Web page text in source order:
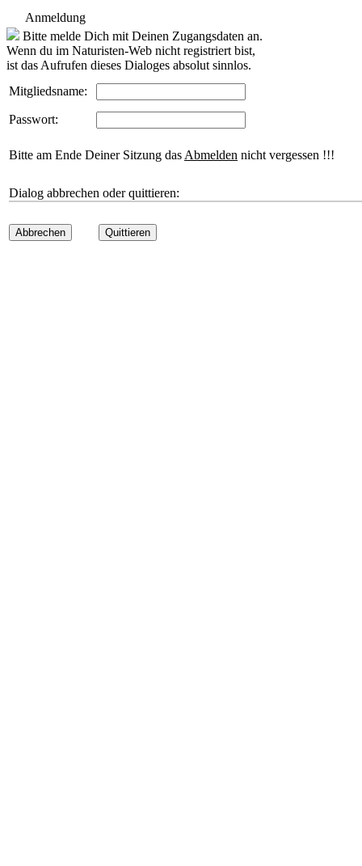
Anmeldung
Bitte melde Dich mit Deinen Zugangsdaten an.
Wenn du im Naturisten-Web nicht registriert bist,
ist das Aufrufen dieses Dialoges absolut sinnlos.
Mitgliedsname:
Passwort:
Bitte am Ende Deiner Sitzung das Abmelden nicht vergessen !!!
Dialog abbrechen oder quittieren:
Abbrechen Quittieren